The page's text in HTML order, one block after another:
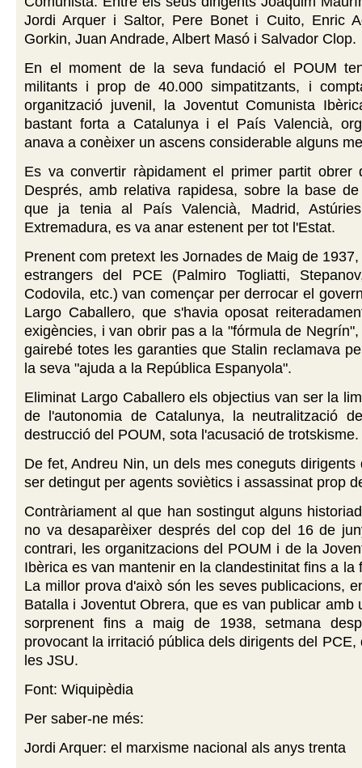
Jordi Arquer i Saltor, Pere Bonet i Cuito, Enric
Gorkin, Juan Andrade, Albert Masó i Salvador Clop.
En el moment de la seva fundació el POUM
militants i prop de 40.000 simpatitzants, i
organització juvenil, la Joventut Comunista
bastant forta a Catalunya i el País Valencià,
anava a conèixer un ascens considerable alguns
Es va convertir ràpidament el primer partit obrer
Després, amb relativa rapidesa, sobre la base
que ja tenia al País Valencià, Madrid,
Extremadura, es va anar estenent per tot l'Estat.
Prenent com pretext les Jornades de Maig de
estrangers del PCE (Palmiro Togliatti,
Codovila, etc.) van començar per derrocar el
Largo Caballero, que s'havia oposat
exigències, i van obrir pas a la "fórmula de
gairebé totes les garanties que Stalin reclamava
la seva "ajuda a la República Espanyola".
Eliminat Largo Caballero els objectius van ser la
de l'autonomia de Catalunya, la neutralització
destrucció del POUM, sota l'acusació de trotskisme.
De fet, Andreu Nin, un dels mes coneguts dirigents
ser detingut per agents soviètics i assassinat prop
Contràriament al que han sostingut alguns
no va desaparèixer després del cop del 16 de
contrari, les organitzacions del POUM i de la
Ibèrica es van mantenir en la clandestinitat fins a la
La millor prova d'això són les seves publicacions,
Batalla i Joventut Obrera, que es van publicar amb
sorprenent fins a maig de 1938, setmana
provocant la irritació pública dels dirigents del PCE,
les JSU.
Font: Wiquipèdia
Per saber-ne més:
Jordi Arquer: el marxisme nacional als anys trenta